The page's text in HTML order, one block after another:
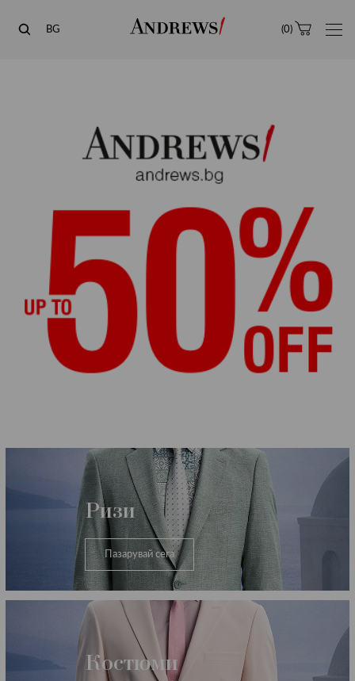
Andrews
BG (0)
Категории
Ризи
Пазарувай сега
Костюми